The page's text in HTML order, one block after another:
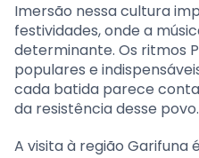
Imersão nessa cultura
festividades, onde a
determinante. Os ritmos
populares e
cada batida parece
da resistência desse povo.
A visita à região Garifuna